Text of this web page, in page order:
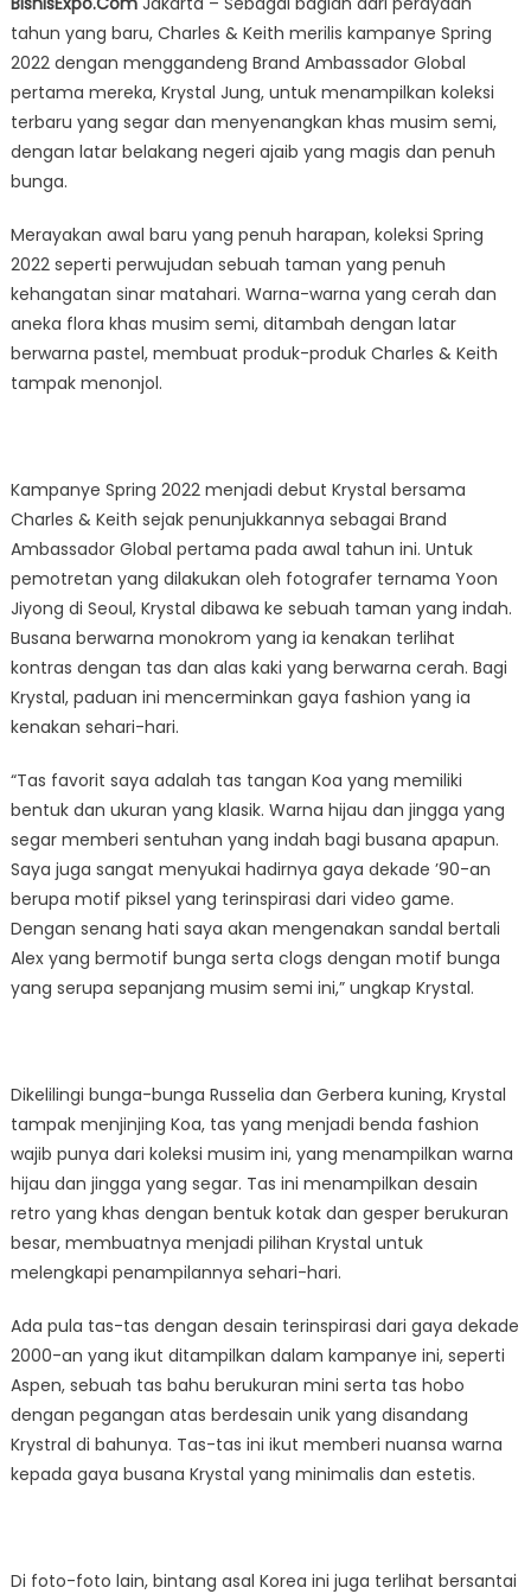
Jung,
Bintang
di
Kampanye
Spring
2022
&
Keith
tahun yang baru, Charles & Keith merilis kampanye Spring
2022 dengan menggandeng Brand Ambassador Global
pertama mereka, Krystal Jung, untuk menampilkan koleksi
terbaru yang segar dan menyenangkan khas musim semi,
dengan latar belakang negeri ajaib yang magis dan penuh
bunga.
Merayakan awal baru yang penuh harapan, koleksi Spring
2022 seperti perwujudan sebuah taman yang penuh
kehangatan sinar matahari. Warna-warna yang cerah dan
aneka flora khas musim semi, ditambah dengan latar
berwarna pastel, membuat produk-produk Charles & Keith
tampak menonjol.
Kampanye Spring 2022 menjadi debut Krystal bersama
Charles & Keith sejak penunjukkannya sebagai Brand
Ambassador Global pertama pada awal tahun ini. Untuk
pemotretan yang dilakukan oleh fotografer ternama Yoon
Jiyong di Seoul, Krystal dibawa ke sebuah taman yang indah.
Busana berwarna monokrom yang ia kenakan terlihat
kontras dengan tas dan alas kaki yang berwarna cerah. Bagi
Krystal, paduan ini mencerminkan gaya fashion yang ia
kenakan sehari-hari.
“Tas favorit saya adalah tas tangan Koa yang memiliki
bentuk dan ukuran yang klasik. Warna hijau dan jingga yang
segar memberi sentuhan yang indah bagi busana apapun.
Saya juga sangat menyukai hadirnya gaya dekade ’90-an
berupa motif piksel yang terinspirasi dari video game.
Dengan senang hati saya akan mengenakan sandal bertali
Alex yang bermotif bunga serta clogs dengan motif bunga
yang serupa sepanjang musim semi ini,” ungkap Krystal.
Dikelilingi bunga-bunga Russelia dan Gerbera kuning, Krystal
tampak menjinjing Koa, tas yang menjadi benda fashion
wajib punya dari koleksi musim ini, yang menampilkan warna
hijau dan jingga yang segar. Tas ini menampilkan desain
retro yang khas dengan bentuk kotak dan gesper berukuran
besar, membuatnya menjadi pilihan Krystal untuk
melengkapi penampilannya sehari-hari.
Ada pula tas-tas dengan desain terinspirasi dari gaya dekade
2000-an yang ikut ditampilkan dalam kampanye ini, seperti
Aspen, sebuah tas bahu berukuran mini serta tas hobo
dengan pegangan atas berdesain unik yang disandang
Krystral di bahunya. Tas-tas ini ikut memberi nuansa warna
kepada gaya busana Krystal yang minimalis dan estetis.
Di foto-foto lain, bintang asal Korea ini juga terlihat bersantai